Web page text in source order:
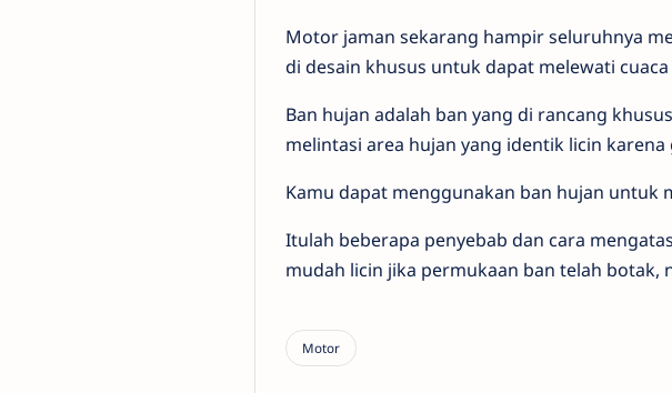
Motor jaman sekarang hampir seluruhnya
di desain khusus untuk dapat melewati
Ban hujan adalah ban yang di rancang
melintasi area hujan yang identik licin karena
Kamu dapat menggunakan ban hujan untuk
Itulah beberapa penyebab dan cara
mudah licin jika permukaan ban telah botak,